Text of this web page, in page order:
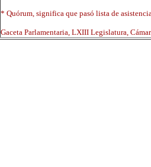
* Quórum, significa que pasó lista de
Gaceta Parlamentaria, LXIII Legislatura,